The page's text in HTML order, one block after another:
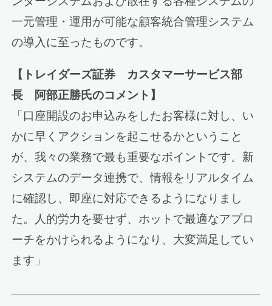
一元管理・運用が可能な顧客統合管理システム
の導入に至ったものです。
【トレイダーズ証券 カスタマーサービス部
長 阿部正勝氏のコメント】
「口座開設のお申込みをしたお客様に対し、い
かに早くアクションを起こせるかということ
が、我々の業務で最も重要なポイントです。新
システムのデータ連携で、情報をリアルタイム
に確認し、即座に対応できるようになりまし
た。人的労力を要せず、ホットで最適なアプロ
ーチをかけられるようになり、大変満足してい
ます」